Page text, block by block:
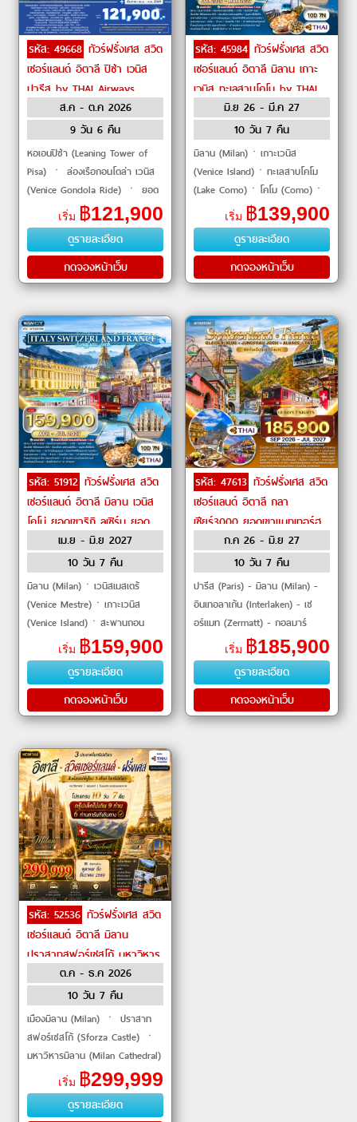
รหัส: 49668 ทัวร์ฝรั่งเศส สวิต
เซอร์แลนด์ อิตาลี ปิซ่า เวนิส
ปารีส by THAI Airways
ส.ค - ต.ค 2026
9 วัน 6 คืน
หอเอนปิซ่า (Leaning Tower of
Pisa) ㆍ ล่องเรือกอนโดล่า เวนิส
(Venice Gondola Ride) ㆍ ยอด
เขาจุงเฟรา (Jungfraujoch) ㆍ
พิพิธภัณฑ์ลูฟวร์ (Louvre
Museum) ㆍ หอไอเฟล
เริ่ม ฿121,900
ดูรายละเอียด
กดจองหน้าเว็บ
รหัส: 45984 ทัวร์ฝรั่งเศส สวิต
เซอร์แลนด์ อิตาลี มิลาน เกาะ
เวนิส ทะเลสาบโคโม by THAI
Airwaysมิ.ย 26 - มี.ค 27
10 วัน 7 คืน
มิลาน (Milan)ㆍเกาะเวนิส
(Venice Island)ㆍทะเลสาบโคโม
(Lake Como)ㆍโคโม (Como)ㆍ
อาร์ธ (Arth)ㆍยอดเขาริกิ (Mount
Rigi)ㆍวิวริกิ คลุม (Rigi Kulm)
ㆍทะเลสาบลูเซิ�
เริ่ม ฿139,900
ดูรายละเอียด
กดจองหน้าเว็บ
รหัส: 51912 ทัวร์ฝรั่งเศส สวิต
เซอร์แลนด์ อิตาลี มิลาน เวนิส
โคโม่ ยอดเขาริกิ ลูเซิร์น ยอด
เขาจุงเฟรา ปารีส หอไอเฟล
by THAI Airways
เม.ย - มิ.ย 2027
10 วัน 7 คืน
มิลาน (Milan)ㆍเวนิสเมสเตร้
(Venice Mestre)ㆍเกาะเวนิส
(Venice Island)ㆍสะพานถอน
หายใจ (Bridge of Sighs)ㆍจัตุรัส
ซานมาร์โก (St. Mark's Square)
ㆍมหาวิหารซานมาร
เริ่ม ฿159,900
ดูรายละเอียด
กดจองหน้าเว็บ
รหัส: 47613 ทัวร์ฝรั่งเศส สวิต
เซอร์แลนด์ อิตาลี กลา
เซียร์3000 ยอดเขาแมทเทอร์ฮ
อร์น หอไอเฟล by THAI
ก.ค 26 - มิ.ย 27
10 วัน 7 คืน
ปารีส (Paris) - มิลาน (Milan) -
อินเทอลาเก้น (Interlaken) - เซ
อร์แมท (Zermatt) - กอลมาร์
(Colmar) - สตราซบูร์ก
(Strasbourg) - มองเทรอซ์
(Montreux) - หอไอเฟล (Eiffel
Tower) -
เริ่ม ฿185,900
ดูรายละเอียด
กดจองหน้าเว็บ
รหัส: 52536 ทัวร์ฝรั่งเศส สวิต
เซอร์แลนด์ อิตาลี มิลาน
ปราสาทสฟอร์เซสโก้ มหาวิหาร
มิลาน กัลเลเรียวิตโตรีโอเอมานูเอ
เลที่2 ลูเซิร์น by THAI Airways
ต.ค - ธ.ค 2026
10 วัน 7 คืน
เมืองมิลาน (Milan) ㆍ ปราสาท
สฟอร์เซสโก้ (Sforza Castle) ㆍ
มหาวิหารมิลาน (Milan Cathedral)
ㆍ กัลเลเรีย วิตโตรีโอ เอมานูเอเลที่
2 (Galleria Vittorio Emanue
เริ่ม ฿299,999
ดูรายละเอียด